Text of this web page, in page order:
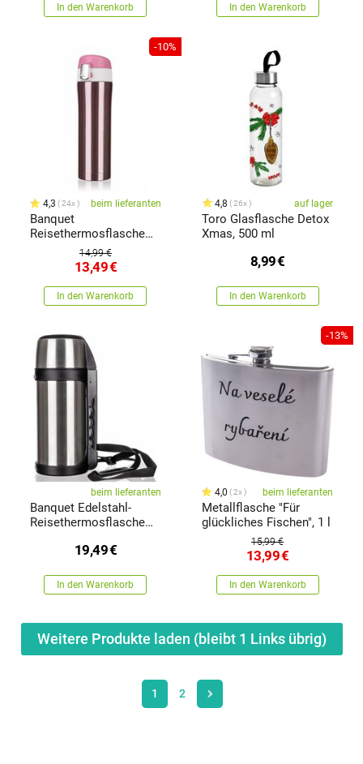
In den Warenkorb In den Warenkorb
-10%
4,3 24x beim lieferanten
Banquet
Reisethermosflasche
BODO 430 ml, rosa
14,99 €
13,49€
In den Warenkorb
4,8 26x auf lager
Toro Glasflasche Detox
Xmas, 500 ml
8,99€
In den Warenkorb
beim lieferanten
Banquet Edelstahl-
Reisethermosflasche
19,49€
In den Warenkorb
-13%
4,0 2x beim lieferanten
Metallflasche "Für
glückliches Fischen", 1 l
15,99 €
13,99€
In den Warenkorb
Weitere Produkte laden (bleibt 1 Links übrig)
1 2